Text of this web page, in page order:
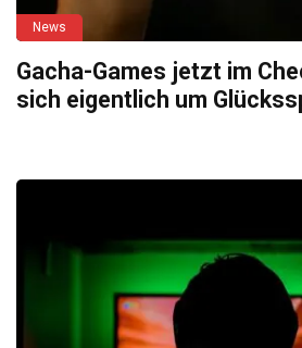
News
Gacha-Games jetzt im
sich eigentlich um